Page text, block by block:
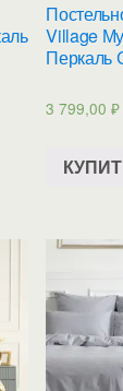
Village
Перкаль
3 799,00₽